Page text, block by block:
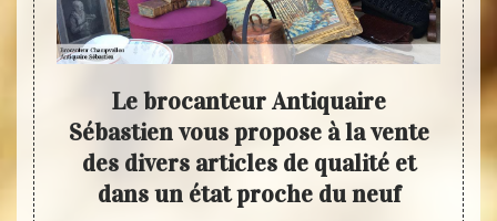
Le brocanteur Antiquaire
Sébastien vous propose à la vente
des divers articles de qualité et
dans un état proche du neuf
Si